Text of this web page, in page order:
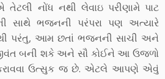
નોંધ નથી લેવાઇ પરીણામે પાટ
સાથે ભજનની પરંપરા પણ અત્યારે
પરંતુ, આમ છતાં ભજનની સાચી અને
બની શકે અને સૌ કોઈને આ ઉજળો
ઉત્સુક જ છે. એટલે આપણે એવું